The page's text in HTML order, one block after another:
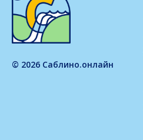
© 2026 Саблино.онлайн